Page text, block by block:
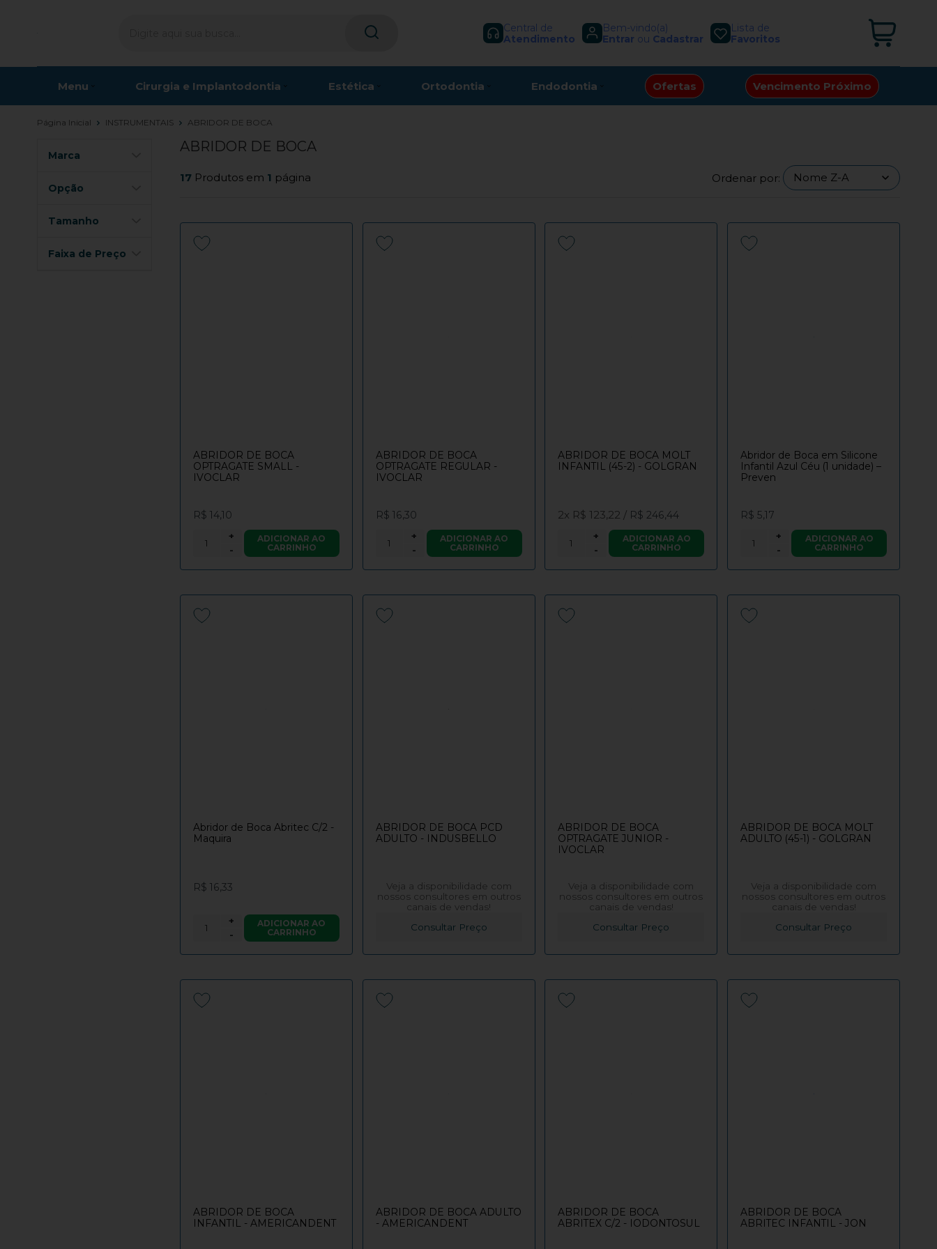
Central de
Atendimento
Bem-vindo(a)
Entrar ou Cadastrar
Lista de
Favoritos
Menu Cirurgia e Implantodontia Estética Ortodontia Endodontia Ofertas Vencimento Próximo
Página Inicial INSTRUMENTAIS ABRIDOR DE BOCA
Marca
Opção
Tamanho
Faixa de Preço
ABRIDOR DE BOCA
17 Produtos em 1 página Ordenar por:
ABRIDOR DE BOCA
OPTRAGATE SMALL -
IVOCLAR
R$ 14,10
-
+
ADICIONAR AO
CARRINHO
ABRIDOR DE BOCA
OPTRAGATE REGULAR -
IVOCLAR
R$ 16,30
-
+
ADICIONAR AO
CARRINHO
ABRIDOR DE BOCA MOLT
INFANTIL (45-2) - GOLGRAN
2x R$ 123,22 / R$ 246,44
-
+
ADICIONAR AO
CARRINHO
Abridor de Boca em Silicone
Infantil Azul Céu (1 unidade) –
Preven
R$ 5,17
-
+
ADICIONAR AO
CARRINHO
Abridor de Boca Abritec C/2 -
Maquira
R$ 16,33
-
+
ADICIONAR AO
CARRINHO
ABRIDOR DE BOCA PCD
ADULTO - INDUSBELLO
Veja a disponibilidade com
nossos consultores em outros
canais de vendas!
Consultar Preço
ABRIDOR DE BOCA
OPTRAGATE JUNIOR -
IVOCLAR
Veja a disponibilidade com
nossos consultores em outros
canais de vendas!
Consultar Preço
ABRIDOR DE BOCA MOLT
ADULTO (45-1) - GOLGRAN
Veja a disponibilidade com
nossos consultores em outros
canais de vendas!
Consultar Preço
ABRIDOR DE BOCA
INFANTIL - AMERICANDENT
ABRIDOR DE BOCA ADULTO
- AMERICANDENT
ABRIDOR DE BOCA
ABRITEX C/2 - IODONTOSUL
ABRIDOR DE BOCA
ABRITEC INFANTIL - JON